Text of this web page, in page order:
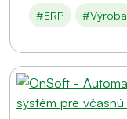
#ERP #Výroba